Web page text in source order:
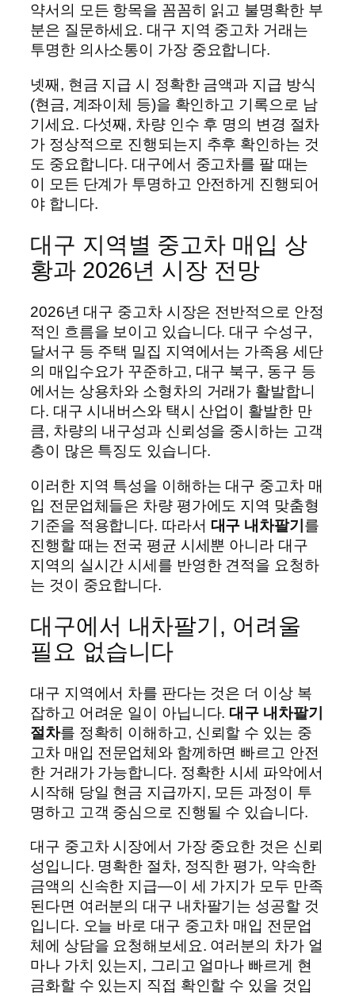
약서의 모든 항목을 꼼꼼히 읽고 불명확한 부
분은 질문하세요. 대구 지역 중고차 거래는
투명한 의사소통이 가장 중요합니다.
넷째, 현금 지급 시 정확한 금액과 지급 방식
(현금, 계좌이체 등)을 확인하고 기록으로 남
기세요. 다섯째, 차량 인수 후 명의 변경 절차
가 정상적으로 진행되는지 추후 확인하는 것
도 중요합니다. 대구에서 중고차를 팔 때는
이 모든 단계가 투명하고 안전하게 진행되어
야 합니다.
대구 지역별 중고차 매입 상
황과 2026년 시장 전망
2026년 대구 중고차 시장은 전반적으로 안정
적인 흐름을 보이고 있습니다. 대구 수성구,
달서구 등 주택 밀집 지역에서는 가족용 세단
의 매입수요가 꾸준하고, 대구 북구, 동구 등
에서는 상용차와 소형차의 거래가 활발합니
다. 대구 시내버스와 택시 산업이 활발한 만
큼, 차량의 내구성과 신뢰성을 중시하는 고객
층이 많은 특징도 있습니다.
이러한 지역 특성을 이해하는 대구 중고차 매
입 전문업체들은 차량 평가에도 지역 맞춤형
기준을 적용합니다. 따라서 대구 내차팔기 를
진행할 때는 전국 평균 시세뿐 아니라 대구
지역의 실시간 시세를 반영한 견적을 요청하
는 것이 중요합니다.
대구에서 내차팔기, 어려울
필요 없습니다
대구 지역에서 차를 판다는 것은 더 이상 복
잡하고 어려운 일이 아닙니다. 대구 내차팔기
절차를 정확히 이해하고, 신뢰할 수 있는 중
고차 매입 전문업체와 함께하면 빠르고 안전
한 거래가 가능합니다. 정확한 시세 파악에서
시작해 당일 현금 지급까지, 모든 과정이 투
명하고 고객 중심으로 진행될 수 있습니다.
대구 중고차 시장에서 가장 중요한 것은 신뢰
성입니다. 명확한 절차, 정직한 평가, 약속한
금액의 신속한 지급—이 세 가지가 모두 만족
된다면 여러분의 대구 내차팔기는 성공할 것
입니다. 오늘 바로 대구 중고차 매입 전문업
체에 상담을 요청해보세요. 여러분의 차가 얼
마나 가치 있는지, 그리고 얼마나 빠르게 현
금화할 수 있는지 직접 확인할 수 있을 것입